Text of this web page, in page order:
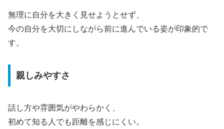
無理に自分を大きく見せようとせず、
今の自分を大切にしながら前に進んでいる姿が印象的で
す。
親しみやすさ
話し方や雰囲気がやわらかく、
初めて知る人でも距離を感じにくい。